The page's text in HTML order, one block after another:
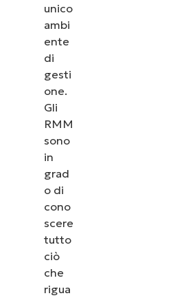
unico
ambi
ente
di
gesti
one.
Gli
RMM
sono
in
grad
o di
cono
scere
tutto
ciò
che
rigua